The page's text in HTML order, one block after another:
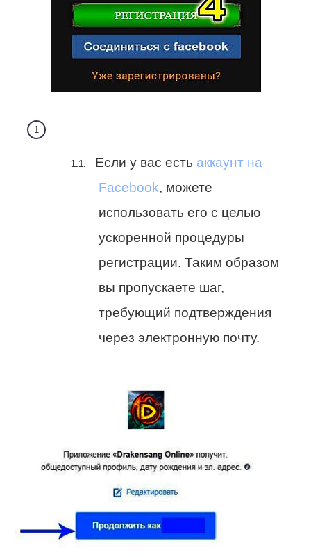
Если у вас есть аккаунт на
Facebook, можете
использовать его с целью
ускоренной процедуры
регистрации. Таким образом
вы пропускаете шаг,
требующий подтверждения
через электронную почту.